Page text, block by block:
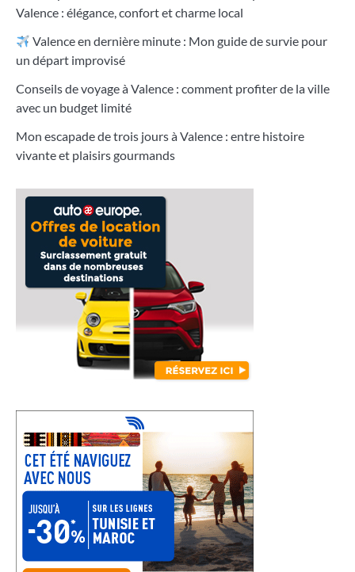
Valence : élégance, confort et charme local
Valence en dernière minute : Mon guide de survie pour
un départ improvisé
Conseils de voyage à Valence : comment profiter de la ville
avec un budget limité
Mon escapade de trois jours à Valence : entre histoire
vivante et plaisirs gourmands